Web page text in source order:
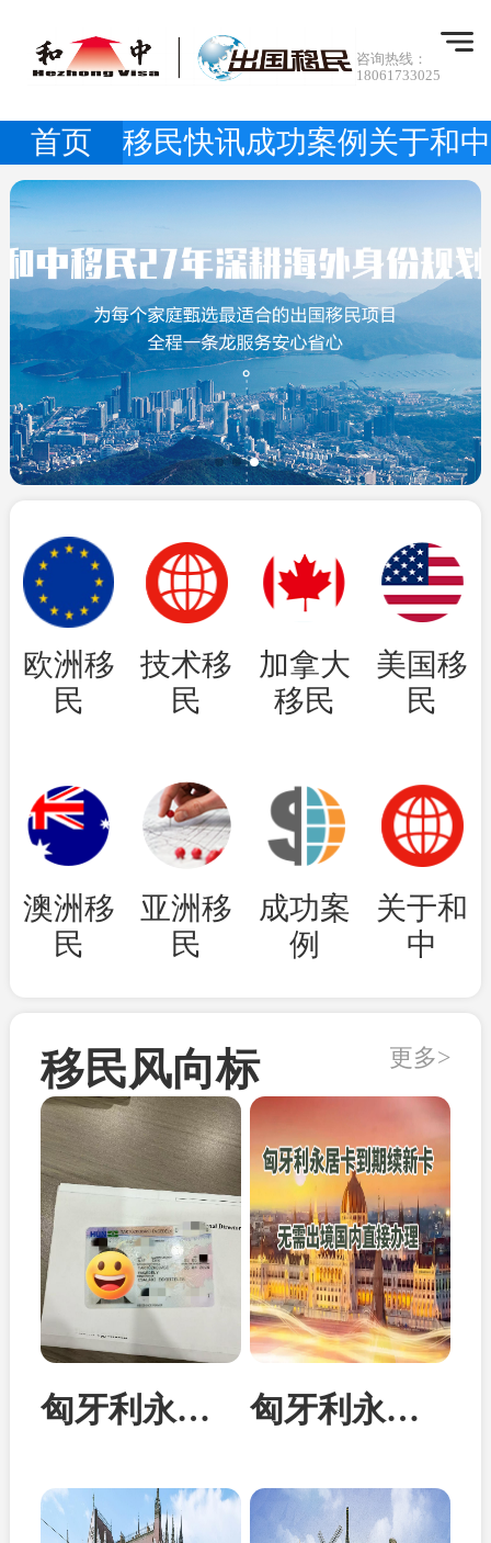
咨询热线：
18061733025
首页 移民快讯成功案例 关于和中
欧洲移
民
技术移
民
加拿大
移民
美国移
民
澳洲移
民
亚洲移
民
成功案
例
关于和
中
移民风向标 更多>
匈牙利永居卡家属团聚居留卡成功案例 匈牙利永居卡到期续签：换发10年新卡